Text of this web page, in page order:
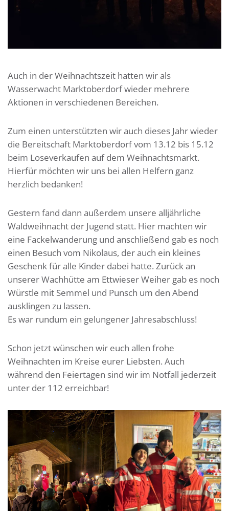
Auch in der Weihnachtszeit hatten wir als
Wasserwacht Marktoberdorf wieder mehrere
Aktionen in verschiedenen Bereichen.
Zum einen unterstützten wir auch dieses Jahr wieder
die Bereitschaft Marktoberdorf vom 13.12 bis 15.12
beim Loseverkaufen auf dem Weihnachtsmarkt.
Hierfür möchten wir uns bei allen Helfern ganz
herzlich bedanken!
Gestern fand dann außerdem unsere alljährliche
Waldweihnacht der Jugend statt. Hier machten wir
eine Fackelwanderung und anschließend gab es noch
einen Besuch vom Nikolaus, der auch ein kleines
Geschenk für alle Kinder dabei hatte. Zurück an
unserer Wachhütte am Ettwieser Weiher gab es noch
Würstle mit Semmel und Punsch um den Abend
ausklingen zu lassen.
Es war rundum ein gelungener Jahresabschluss!
Schon jetzt wünschen wir euch allen frohe
Weihnachten im Kreise eurer Liebsten. Auch
während den Feiertagen sind wir im Notfall jederzeit
unter der 112 erreichbar!